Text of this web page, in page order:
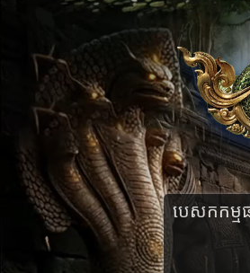
បេសកកម្ម